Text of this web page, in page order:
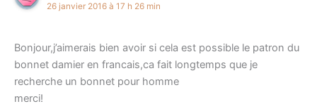
26 janvier 2016 à 17 h 26 min
Bonjour,j’aimerais bien avoir si cela est possible le patron du
bonnet damier en francais,ca fait longtemps que je
recherche un bonnet pour homme
merci!